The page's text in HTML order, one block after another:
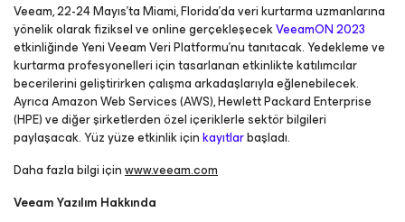
Veeam, 22-24 Mayıs'ta Miami, Florida'da veri kurtarma uzmanlarına
yönelik olarak fiziksel ve online gerçekleşecekVeeamON 2023
etkinliğinde Yeni Veeam Veri Platformu’nu tanıtacak. Yedekleme ve
kurtarma profesyonelleri için tasarlanan etkinlikte katılımcılar
becerilerini geliştirirken çalışma arkadaşlarıyla eğlenebilecek.
Ayrıca Amazon Web Services (AWS), Hewlett Packard Enterprise
(HPE) ve diğer şirketlerden özel içeriklerle sektör bilgileri
paylaşacak. Yüz yüze etkinlik içinkayıtlarbaşladı.
Daha fazla bilgi içinwww.veeam.com
Veeam Yazılım Hakkında